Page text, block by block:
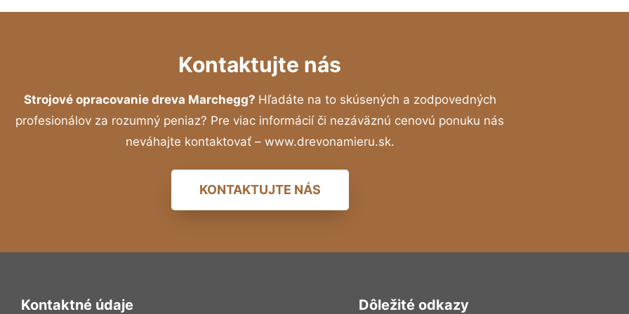
Kontaktujte nás
Strojové opracovanie dreva Marchegg? Hľadáte na to skúsených a zodpovedných
profesionálov za rozumný peniaz? Pre viac informácií či nezáväznú cenovú ponuku nás
neváhajte kontaktovať – www.drevonamieru.sk.
KONTAKTUJTE NÁS
Kontaktné údaje Dôležité odkazy